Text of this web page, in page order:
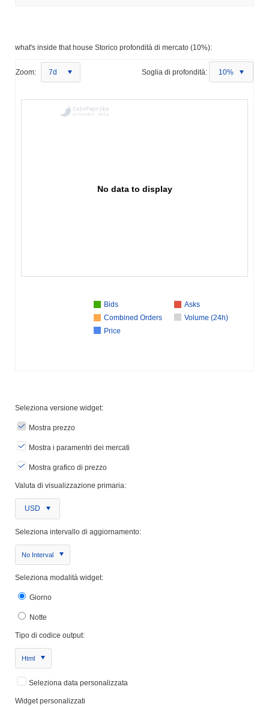
what's inside that house Storico profondità di mercato (10%):
Zoom: 7d Soglia di profondità: 10%
No data to display
Bids
Asks
Combined Orders
Volume (24h)
Price
Seleziona versione widget:
Mostra prezzo
Mostra i paramentri dei mercati
Mostra grafico di prezzo
Valuta di visualizzazione primaria:
USD
Seleziona intervallo di aggiornamento:
No Interval
Seleziona modalità widget:
Giorno
Notte
Tipo di codice output:
Html
Seleziona data personalizzata
Widget personalizzati